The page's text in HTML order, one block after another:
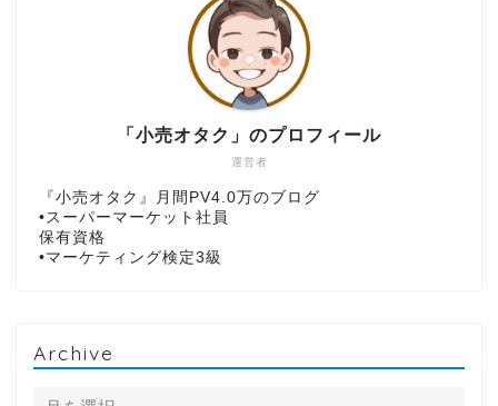
運営者
「小売オタク」のプロフィール
『小売オタク』月間PV4.0万のブログ
•スーパーマーケット社員
保有資格
•マーケティング検定3級
Archive